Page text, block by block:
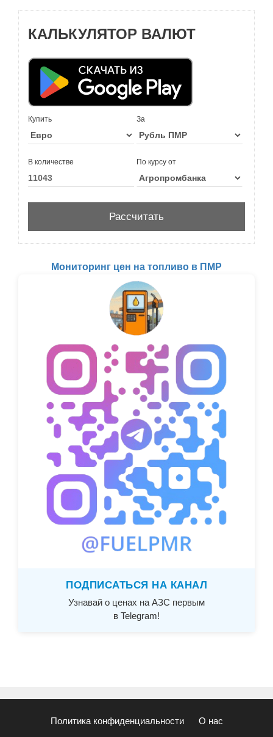
КАЛЬКУЛЯТОР ВАЛЮТ
Купить За
В количестве По курсу от
Мониторинг цен на топливо в ПМР
ПОДПИСАТЬСЯ НА КАНАЛ
Узнавай о ценах на АЗС первым
в Telegram!
Политика конфиденциальности О нас